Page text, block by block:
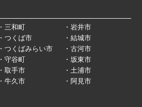
・三和町
・つくば市
・つくばみらい市
・守谷町
・取手市
・牛久市
・岩井市
・結城市
・古河市
・坂東市
・土浦市
・阿見市